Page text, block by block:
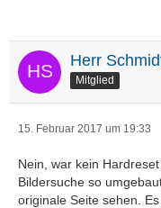
Herr
Mitglied
15. Februar 2017 um 19:33
Nein, war kein
Bildersuche so
originale Seite sehen.